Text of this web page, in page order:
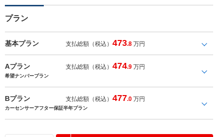
プラン
基本プラン 支払総額（税込）473.8 万円
Aプラン 支払総額（税込）474.9 万円
希望ナンバープラン
Bプラン 支払総額（税込）477.0 万円
カーセンサーアフター保証半年プラン